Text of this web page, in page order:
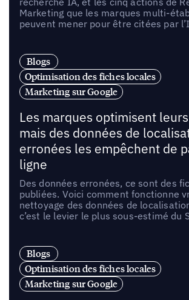
Marketing que les marques multi-
peuvent mener pour être citées par
Blogs
Optimisation des fiches locales
Marketing sur Google
Les marques optimisent
mais des données de
erronées les empêchent de
ligne
Des données erronées, ce sont des
publiées. Voici comment fonctionne
nettoyage des données de
c’est le levier le plus sous-estimé du
Blogs
Optimisation des fiches locales
Marketing sur Google